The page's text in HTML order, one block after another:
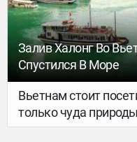
Залив Халонг Во
Спустился В Море
Вьетнам стоит
только чуда
считающегося